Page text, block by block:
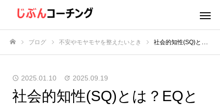
ブログ 不安やモヤモヤを整えたいとき 社会的知性(SQ)とは？EQとの違い、SQを高める方法を解説
2025.01.10 2025.09.19
社会的知性(SQ)とは？EQと